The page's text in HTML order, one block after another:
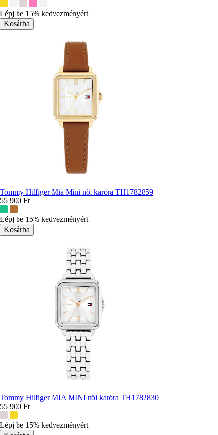
színek:
Lépj be 15% kedvezményért
Tommy Hilfiger Mia Mini női karóra TH1782859
55 900 Ft
színek:
Lépj be 15% kedvezményért
Tommy Hilfiger MIA MINI női karóra TH1782830
55 900 Ft
színek:
Lépj be 15% kedvezményért